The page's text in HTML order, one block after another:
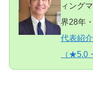
ィング
界28年
代表紹
（★5.0